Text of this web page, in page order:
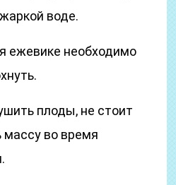
воде.
ежевике необходимо
плоды, не стоит
во время